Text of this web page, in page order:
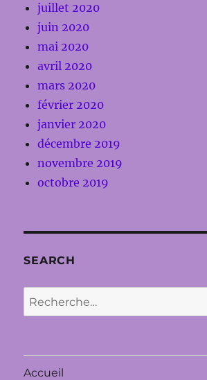
juillet 2020
juin 2020
mai 2020
avril 2020
mars 2020
février 2020
janvier 2020
décembre 2019
novembre 2019
octobre 2019
SEARCH
Recherche
pour :
Accueil